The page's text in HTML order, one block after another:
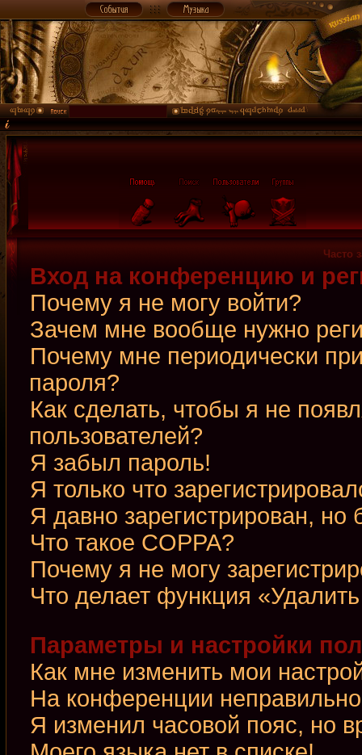
Часто
Вход на конференцию и
Почему я не могу войти?
Зачем мне вообще нужно
Почему мне периодически
пароля?
Как сделать, чтобы я не
пользователей?
Я забыл пароль!
Я только что
Я давно зарегистрирован, но
Что такое COPPA?
Почему я не могу
Что делает функция
Параметры и настройки
Как мне изменить мои
На конференции
Я изменил часовой пояс, но